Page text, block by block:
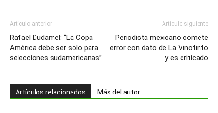
Artículo anterior
Rafael Dudamel: “La Copa
América debe ser solo para
selecciones sudamericanas”
Artículo siguiente
Periodista mexicano comete
error con dato de La Vinotinto
y es criticado
Artículos relacionados Más del autor